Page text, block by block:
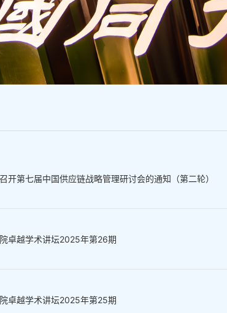
开第七届中国供应链战略管理研讨会的通知（第二轮）
卓越学术讲坛2025年第26期
卓越学术讲坛2025年第25期